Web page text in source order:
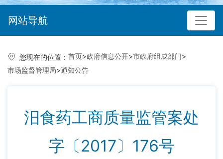
网站导航
您现在的位置： 首页>政府信息公开>市政府组成部门>
市场监督管理局>通知公告
汨食药工商质量监管案处
字〔2017〕176号